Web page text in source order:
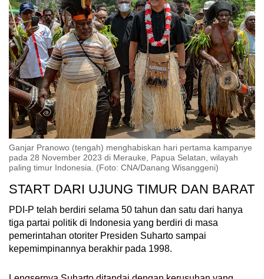
Ganjar Pranowo (tengah) menghabiskan hari pertama kampanye
pada 28 November 2023 di Merauke, Papua Selatan, wilayah
paling timur Indonesia. (Foto: CNA/Danang Wisanggeni)
START DARI UJUNG TIMUR DAN BARAT
PDI-P telah berdiri selama 50 tahun dan satu dari hanya
tiga partai politik di Indonesia yang berdiri di masa
pemerintahan otoriter Presiden Suharto sampai
kepemimpinannya berakhir pada 1998.